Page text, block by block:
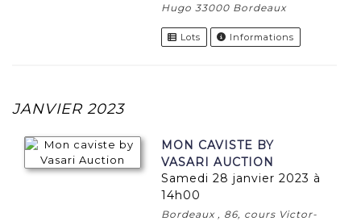
Hugo 33000 Bordeaux
Lots Informations
JANVIER 2023
MON CAVISTE BY
VASARI AUCTION
samedi 28 janvier 2023 à
14h00
Bordeaux , 86, cours Victor-